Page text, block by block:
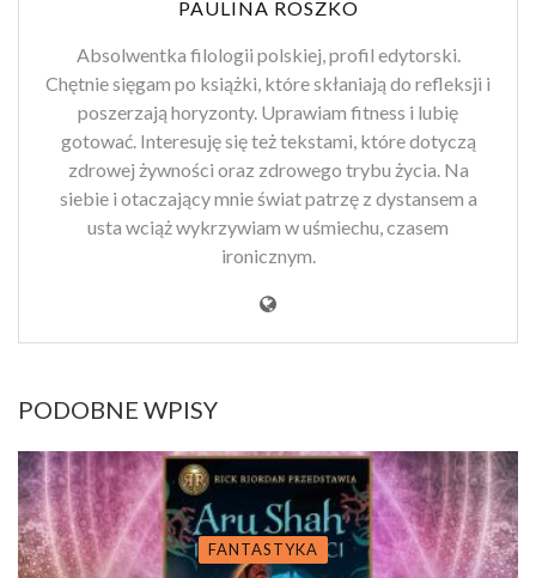
PAULINA ROSZKO
Absolwentka filologii polskiej, profil edytorski.
Chętnie sięgam po książki, które skłaniają do refleksji i
poszerzają horyzonty. Uprawiam fitness i lubię
gotować. Interesuję się też tekstami, które dotyczą
zdrowej żywności oraz zdrowego trybu życia. Na
siebie i otaczający mnie świat patrzę z dystansem a
usta wciąż wykrzywiam w uśmiechu, czasem
ironicznym.
PODOBNE WPISY
FANTASTYKA